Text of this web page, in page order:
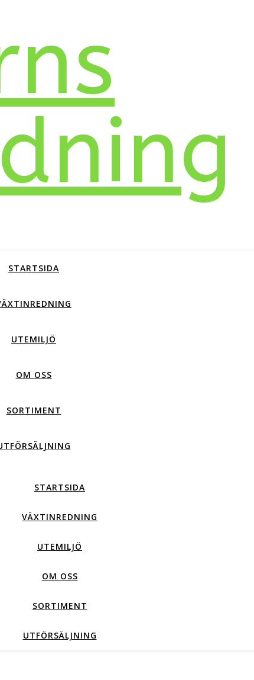
STARTSIDA
UTEMILJÖ
OM OSS
SORTIMENT
STARTSIDA
VÄXTINREDNING
UTEMILJÖ
OM OSS
SORTIMENT
UTFÖRSÄLJNING